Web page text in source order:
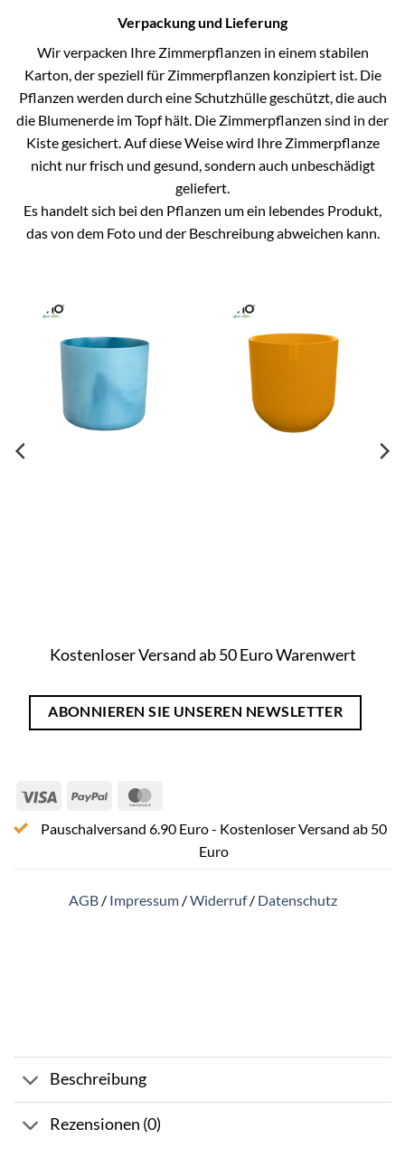
Verpackung und Lieferung
Wir verpacken Ihre Zimmerpflanzen in einem stabilen
Karton, der speziell für Zimmerpflanzen konzipiert ist. Die
Pflanzen werden durch eine Schutzhülle geschützt, die auch
die Blumenerde im Topf hält. Die Zimmerpflanzen sind in der
Kiste gesichert. Auf diese Weise wird Ihre Zimmerpflanze
nicht nur frisch und gesund, sondern auch unbeschädigt
geliefert.
Es handelt sich bei den Pflanzen um ein lebendes Produkt,
das von dem Foto und der Beschreibung abweichen kann.
Kostenloser Versand ab 50 Euro Warenwert
ABONNIEREN SIE UNSEREN NEWSLETTER
Visa PayPal
Pauschalversand 6.90 Euro - Kostenloser Versand ab 50
Euro
AGB/ Impressum/Widerruf/ Datenschutz
Beschreibung
Rezensionen (0)